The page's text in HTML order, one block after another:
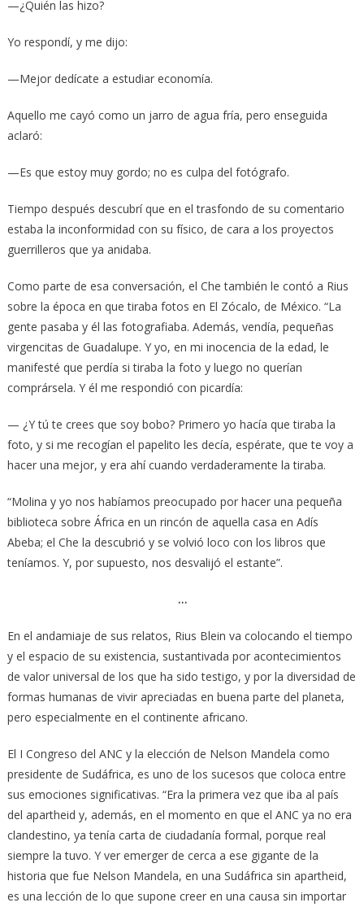
—¿Quién las hizo?
Yo respondí, y me dijo:
—Mejor dedícate a estudiar economía.
Aquello me cayó como un jarro de agua fría, pero enseguida
aclaró:
—Es que estoy muy gordo; no es culpa del fotógrafo.
Tiempo después descubrí que en el trasfondo de su comentario
estaba la inconformidad con su físico, de cara a los proyectos
guerrilleros que ya anidaba.
Como parte de esa conversación, el Che también le contó a Rius
sobre la época en que tiraba fotos en El Zócalo, de México. “La
gente pasaba y él las fotografiaba. Además, vendía, pequeñas
virgencitas de Guadalupe. Y yo, en mi inocencia de la edad, le
manifesté que perdía si tiraba la foto y luego no querían
comprársela. Y él me respondió con picardía:
— ¿Y tú te crees que soy bobo? Primero yo hacía que tiraba la
foto, y si me recogían el papelito les decía, espérate, que te voy a
hacer una mejor, y era ahí cuando verdaderamente la tiraba.
“Molina y yo nos habíamos preocupado por hacer una pequeña
biblioteca sobre África en un rincón de aquella casa en Adís
Abeba; el Che la descubrió y se volvió loco con los libros que
teníamos. Y, por supuesto, nos desvalijó el estante”.
…
En el andamiaje de sus relatos, Rius Blein va colocando el tiempo
y el espacio de su existencia, sustantivada por acontecimientos
de valor universal de los que ha sido testigo, y por la diversidad de
formas humanas de vivir apreciadas en buena parte del planeta,
pero especialmente en el continente africano.
El I Congreso del ANC y la elección de Nelson Mandela como
presidente de Sudáfrica, es uno de los sucesos que coloca entre
sus emociones significativas. “Era la primera vez que iba al país
del apartheid y, además, en el momento en que el ANC ya no era
clandestino, ya tenía carta de ciudadanía formal, porque real
siempre la tuvo. Y ver emerger de cerca a ese gigante de la
historia que fue Nelson Mandela, en una Sudáfrica sin apartheid,
es una lección de lo que supone creer en una causa sin importar